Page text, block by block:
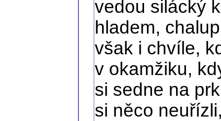
vedou silácký
hladem,
však i chvíle,
v okamžiku,
si sedne na
si něco